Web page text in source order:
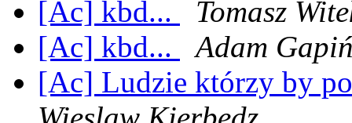
[Ac] kbd...
Tomasz
[Ac] kbd...
Adam
[Ac] Ludzie którzy by